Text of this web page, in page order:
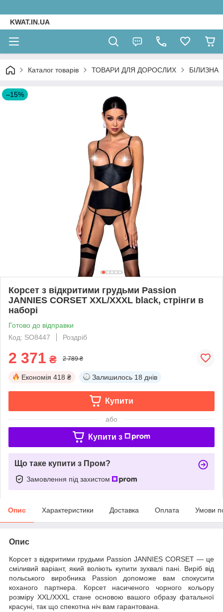
KWAT.IN.UA
Каталог товарів ТОВАРИ ДЛЯ ДОРОСЛИХ БІЛИЗНА
–15%
Корсет з відкритими грудьми Passion
JANNIES CORSET XXL/XXXL black, стрінги в
наборі
Готово до відправки
Код: SO8447
Роздріб
2 371 ₴ 2 789 ₴
Економія 418 ₴ Залишилось 18 днів
Купити
або
Купити з
Що таке купити з Пром?
Замовлення під захистом
Опис Характеристики Доставка Оплата Умови
Опис
Корсет з відкритими грудьми Passion JANNIES CORSET — це
сміливий варіант, який воліють купити зухвалі пані. Виріб від
польського виробника Passion допоможе вам спокусити
коханого партнера. Корсет насиченого чорного кольору
розміру XXL/XXXL стане основою вашого образу фатальної
красуні, так що спекотна ніч вам гарантована.